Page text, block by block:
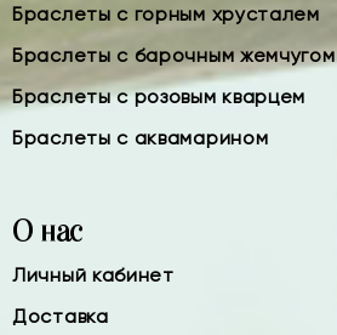
Браслеты с горным хрусталем
Браслеты с барочным жемчугом
Браслеты с розовым кварцем
Браслеты с аквамарином
О нас
Личный кабинет
Доставка